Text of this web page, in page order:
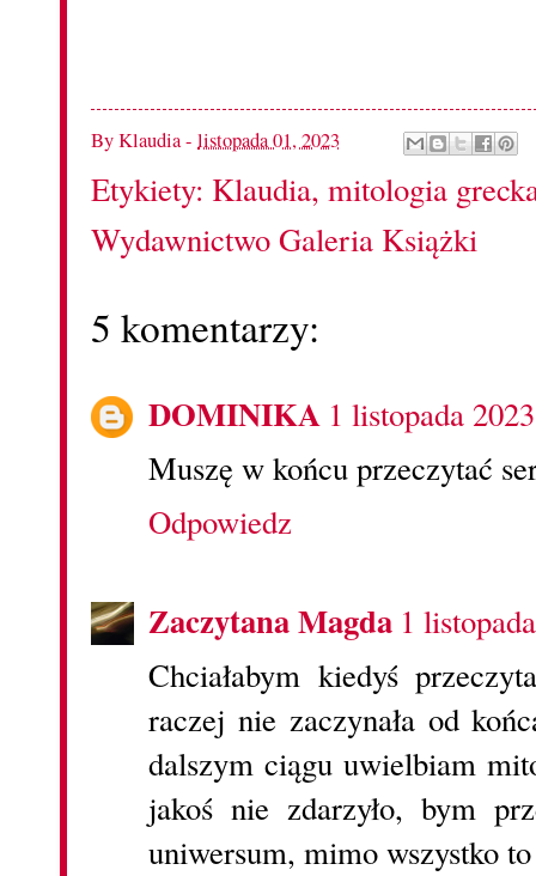
ByKlaudia- listopada 01, 2023
Etykiety: Klaudia, mitologia
Wydawnictwo Galeria Książki
5 komentarzy:
DOMINIKA 1 listopada
Muszę w końcu przeczytać
Odpowiedz
Zaczytana Magda 1
Chciałabym kiedyś
raczej nie zaczynała od
dalszym ciągu uwielbiam
jakoś nie zdarzyło, bym
uniwersum, mimo wszystko